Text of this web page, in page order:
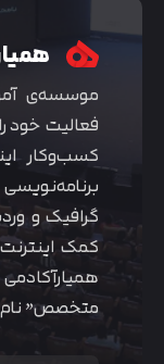
فعالیت خود
کسب‌و‌کار
گرافیک و
کمک
متخصص”